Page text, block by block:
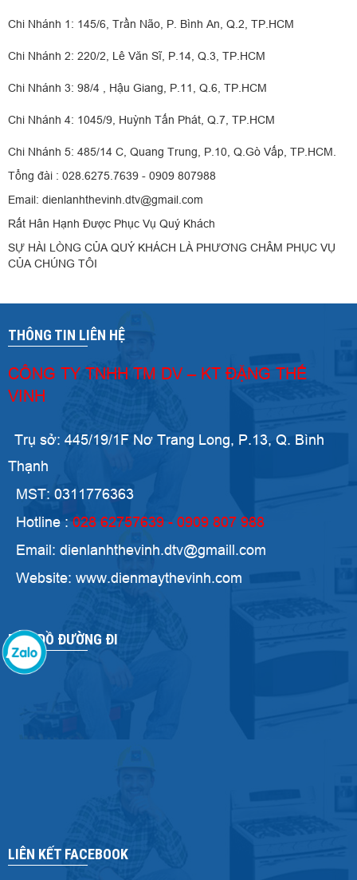
Chi Nhánh 1: 145/6, Trần Não, P. Bình An, Q.2, TP.HCM
Chi Nhánh 2: 220/2, Lê Văn Sĩ, P.14, Q.3, TP.HCM
Chi Nhánh 3: 98/4 , Hậu Giang, P.11, Q.6, TP.HCM
Chi Nhánh 4: 1045/9, Huỳnh Tấn Phát, Q.7, TP.HCM
Chi Nhánh 5: 485/14 C, Quang Trung, P.10, Q.Gò Vấp, TP.HCM.
Tổng đài : 028.6275.7639 - 0909 807988
Email: dienlanhthevinh.dtv@gmail.com
Rất Hân Hạnh Được Phục Vụ Quý Khách
SỰ HÀI LÒNG CỦA QUÝ KHÁCH LÀ PHƯƠNG CHÂM PHỤC VỤ
CỦA CHÚNG TÔI
THÔNG TIN LIÊN HỆ
CÔNG TY TNHH TM DV – KT ĐẶNG THẾ
VINH
Trụ sở: 445/19/1F Nơ Trang Long, P.13, Q. Bình
Thạnh
MST: 0311776363
Hotline : 028 62757639 - 0909 807 988
Email: dienlanhthevinh.dtv@gmaill.com
Website: www.dienmaythevinh.com
BẢN ĐỒ ĐƯỜNG ĐI
LIÊN KẾT FACEBOOK